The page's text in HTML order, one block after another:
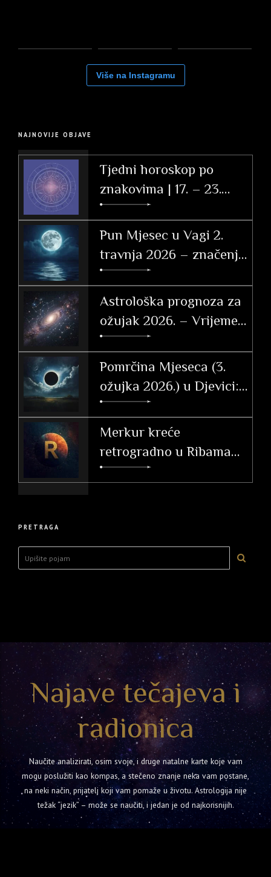
Više na Instagramu
NAJNOVIJE OBJAVE
Tjedni horoskop po
znakovima | 17. – 23.
svibnja 2026.
Pun Mjesec u Vagi 2.
travnja 2026 – značenje
po znakovima
Astrološka prognoza za
ožujak 2026. – Vrijeme
tranzicije, akcije i velikih
otkrića
Pomrčina Mjeseca (3.
ožujka 2026.) u Djevici:
Vodič i utjecaj po
ascendentu
Merkur kreće
retrogradno u Ribama
(26. 2. – 20. 3. 2026.)
PRETRAGA
Najave tečajeva i
radionica
Naučite analizirati, osim svoje, i druge natalne karte koje vam
mogu poslužiti kao kompas, a stečeno znanje neka vam postane,
na neki način, prijatelj koji vam pomaže u životu. Astrologija nije
težak “jezik” – može se naučiti, i jedan je od najkorisnijih.